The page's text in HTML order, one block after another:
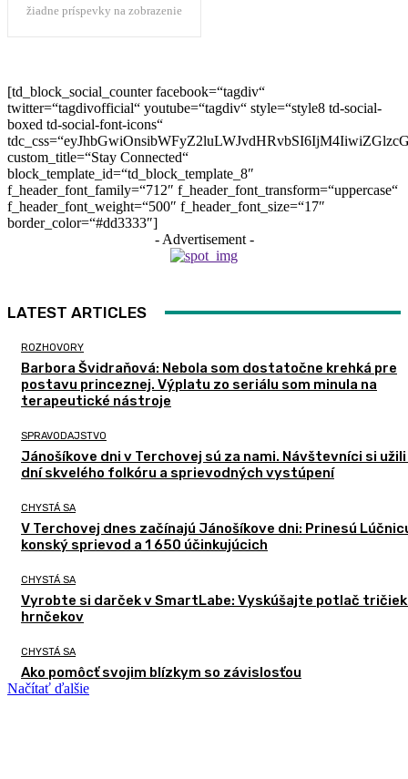
žiadne príspevky na zobrazenie
[td_block_social_counter facebook=“tagdiv“
twitter=“tagdivofficial“ youtube=“tagdiv“ style=“style8 td-social-
boxed td-social-font-icons“
custom_title=“Stay Connected“
block_template_id=“td_block_template_8″
f_header_font_family=“712″ f_header_font_transform=“uppercase“
f_header_font_weight=“500″ f_header_font_size=“17″
border_color=“#dd3333″]
- Advertisement -
LATEST ARTICLES
ROZHOVORY
Barbora Švidraňová: Nebola som dostatočne krehká pre
postavu princeznej. Výplatu zo seriálu som minula na
terapeutické nástroje
SPRAVODAJSTVO
Jánošíkove dni v Terchovej sú za nami. Návštevníci si
dní skvelého folkóru a sprievodných vystúpení
CHYSTÁ SA
V Terchovej dnes začínajú Jánošíkove dni: Prinesú
konský sprievod a 1 650 účinkujúcich
CHYSTÁ SA
Vyrobte si darček v SmartLabe: Vyskúšajte potlač tričiek
hrnčekov
CHYSTÁ SA
Ako pomôcť svojim blízkym so závislosťou
Načítať ďalšie